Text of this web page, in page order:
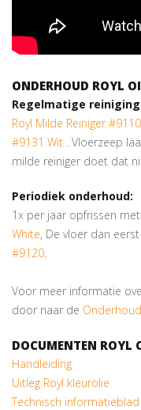
ONDERHOUD ROYL
Regelmatige
Royl Milde Reiniger #9110
#9131 Wit . Vloerzeep
milde reiniger doet dat
Periodiek onderhoud:
1x per jaar opfrissen met
White, De vloer dan
#9120.
Voor meer informatie
door naar de
DOCUMENTEN
Handleiding
Uitleg Royl kleurolie
Technisch